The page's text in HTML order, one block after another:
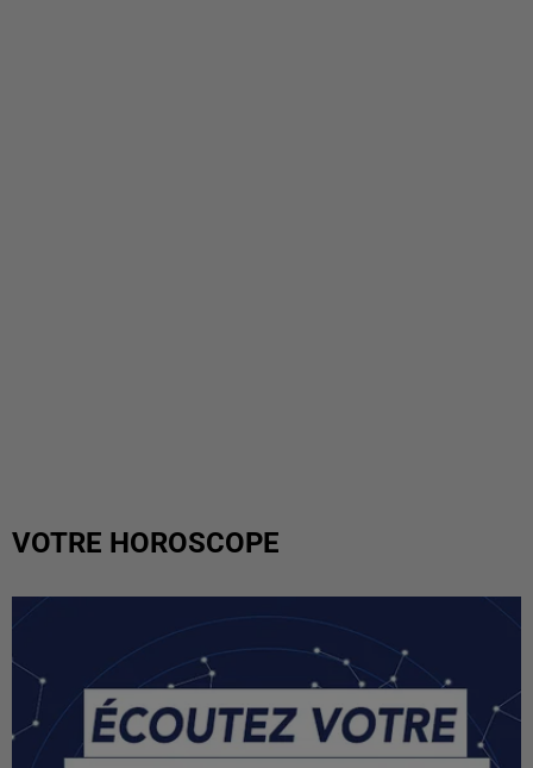
VOTRE HOROSCOPE